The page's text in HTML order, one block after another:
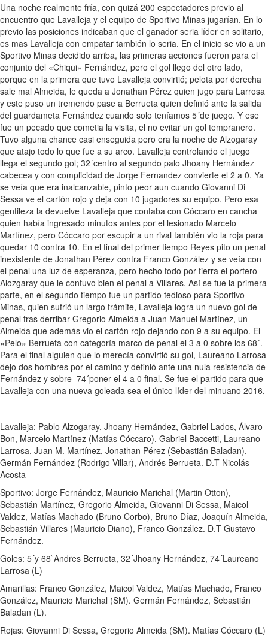
Una noche realmente fría, con quizá 200 espectadores previo al
encuentro que Lavalleja y el equipo de Sportivo Minas jugarían. En lo
previo las posiciones indicaban que el ganador seria líder en solitario,
es mas Lavalleja con empatar también lo seria. En el inicio se vio a un
Sportivo Minas decidido arriba, las primeras acciones fueron para el
conjunto del «Chiqui» Fernández, pero el gol llego del otro lado,
porque en la primera que tuvo Lavalleja convirtió; pelota por derecha
sale mal Almeida, le queda a Jonathan Pérez quien jugo para Larrosa
y este puso un tremendo pase a Berrueta quien definió ante la salida
del guardameta Fernández cuando solo teníamos 5´de juego. Y ese
fue un pecado que cometia la visita, el no evitar un gol tempranero.
Tuvo alguna chance casi enseguida pero era la noche de Alzogaray
que atajo todo lo que fue a su arco. Lavalleja controlando el juego
llega el segundo gol; 32´centro al segundo palo Jhoany Hernández
cabecea y con complicidad de Jorge Fernandez convierte el 2 a 0. Ya
se veía que era inalcanzable, pinto peor aun cuando Giovanni Di
Sessa ve el cartón rojo y deja con 10 jugadores su equipo. Pero esa
gentileza la devuelve Lavalleja que contaba con Cóccaro en cancha
quien había ingresado minutos antes por el lesionado Marcelo
Martínez, pero Cóccaro por escupir a un rival también vio la roja para
quedar 10 contra 10. En el final del primer tiempo Reyes pito un penal
inexistente de Jonathan Pérez contra Franco González y se veía con
el penal una luz de esperanza, pero hecho todo por tierra el portero
Alozgaray que le contuvo bien el penal a Villares. Así se fue la primera
parte, en el segundo tiempo fue un partido tedioso para Sportivo
Minas, quien sufrió un largo trámite, Lavalleja logra un nuevo gol de
penal tras derribar Gregorio Almeida a Juan Manuel Martínez, un
Almeida que además vio el cartón rojo dejando con 9 a su equipo. El
«Pelo» Berrueta con categoría marco de penal el 3 a 0 sobre los 68´.
Para el final alguien que lo merecía convirtió su gol, Laureano Larrosa
dejo dos hombres por el camino y definió ante una nula resistencia de
Fernández y sobre 74´poner el 4 a 0 final. Se fue el partido para que
Lavalleja con una nueva goleada sea el único líder del minuano 2016,
Lavalleja: Pablo Alzogaray, Jhoany Hernández, Gabriel Lados, Álvaro
Bon, Marcelo Martínez (Matías Cóccaro), Gabriel Baccetti, Laureano
Larrosa, Juan M. Martínez, Jonathan Pérez (Sebastián Baladan),
Germán Fernández (Rodrigo Villar), Andrés Berrueta. D.T Nicolás
Acosta
Sportivo: Jorge Fernández, Mauricio Marichal (Martin Otton),
Sebastián Martínez, Gregorio Almeida, Giovanni Di Sessa, Maicol
Valdez, Matías Machado (Bruno Corbo), Bruno Díaz, Joaquín Almeida,
Sebastián Villares (Mauricio Diano), Franco González. D.T Gustavo
Fernández.
Goles: 5´y 68`Andres Berrueta, 32´Jhoany Hernández, 74´Laureano
Larrosa (L)
Amarillas: Franco González, Maicol Valdez, Matías Machado, Franco
González, Mauricio Marichal (SM). Germán Fernández, Sebastián
Baladan (L).
Rojas: Giovanni Di Sessa, Gregorio Almeida (SM). Matías Cóccaro (L)